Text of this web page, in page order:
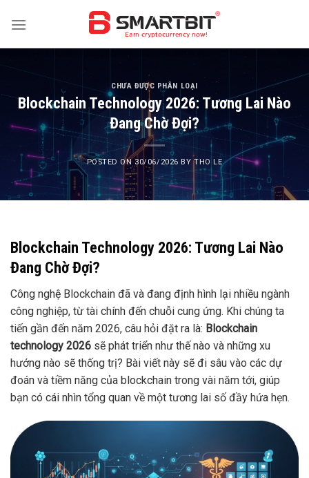
CHƯA ĐƯỢC PHÂN LOẠI
Blockchain Technology 2026: Tương Lai Nào
Đang Chờ Đợi?
POSTED ON 30/06/2026 BYTHO LE
Blockchain Technology 2026: Tương Lai Nào
Đang Chờ Đợi?
Công nghệ Blockchain đã và đang định hình lại nhiều ngành
công nghiệp, từ tài chính đến chuỗi cung ứng. Khi chúng ta
tiến gần đến năm 2026, câu hỏi đặt ra là: Blockchain
technology 2026 sẽ phát triển như thế nào và những xu
hướng nào sẽ thống trị? Bài viết này sẽ đi sâu vào các dự
đoán và tiềm năng của blockchain trong vài năm tới, giúp
bạn có cái nhìn tổng quan về một tương lai số đầy hứa hẹn.